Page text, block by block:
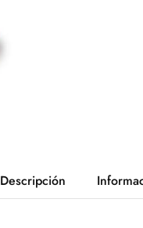
Descripción